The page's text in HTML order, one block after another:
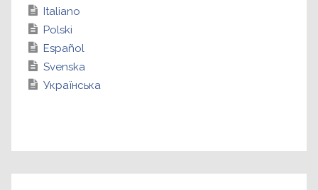
Italiano
Polski
Español
Svenska
Українська